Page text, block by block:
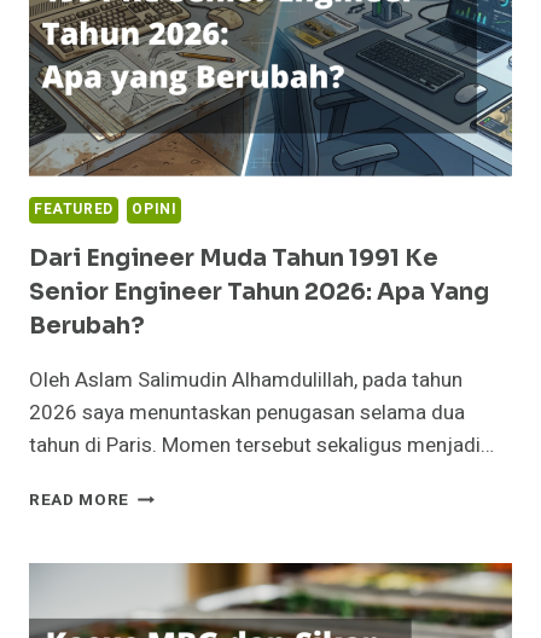
FEATURED OPINI
Dari Engineer Muda Tahun 1991 Ke
Senior Engineer Tahun 2026: Apa Yang
Berubah?
Oleh Aslam Salimudin Alhamdulillah, pada tahun
2026 saya menuntaskan penugasan selama dua
tahun di Paris. Momen tersebut sekaligus menjadi…
READ MORE DARI
TAHUN
KE